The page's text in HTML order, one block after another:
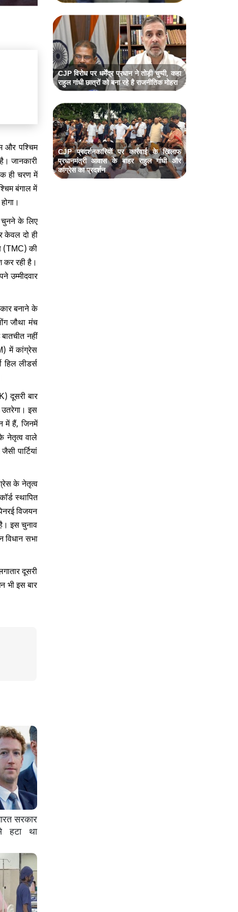
और पश्चिम
जानकारी
ही चरण में
बंगाल में
चुनने के लिए
केवल दो ही
(TMC) की
कर रही है।
उम्मीदवार
बनाने के
जौथा मंच
नहीं
में कांग्रेस
लीडर्स
दूसरी बार
इस
में हैं, जिनमें
नेतृत्व वाले
पार्टियां
के नेतृत्व
स्थापित
विजयन
इस चुनाव
विधान सभा
दूसरी
भी इस बार
सरकार
हटा था
CJP विरोध पर धर्मेंद्र प्रधान ने तोड़ी चुप्पी, कहा
राहुल गांधी छात्रों को बना रहे है राजनीतिक मोहरा
CJP प्रदर्शनकारियों पर कार्रवाई के खिलाफ
प्रधानमंत्री आवास के बाहर राहुल गांधी और
कांग्रेस का प्रदर्शन